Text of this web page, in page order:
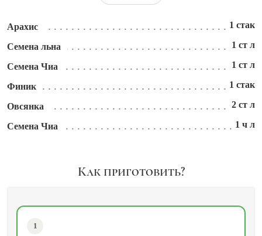
Арахис 1 стак
Семена льна 1 ст л
Семена Чиа 1 ст л
Финик 1 стак
Овсянка 2 ст л
Семена Чиа 1 ч л
Как приготовить?
1